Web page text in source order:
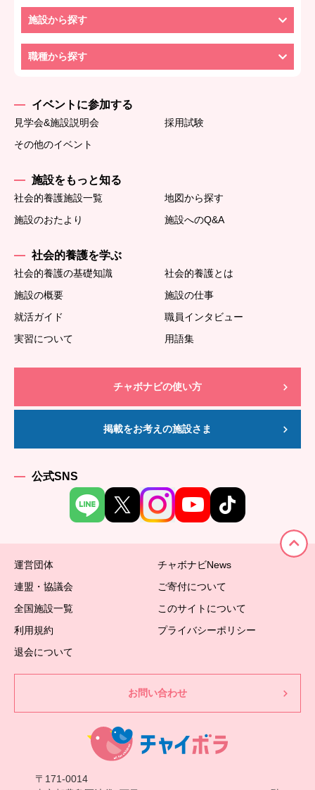
施設から探す
職種から探す
イベントに参加する
見学会&施設説明会
採用試験
その他のイベント
施設をもっと知る
社会的養護施設一覧
地図から探す
施設のおたより
施設へのQ&A
社会的養護を学ぶ
社会的養護の基礎知識
社会的養護とは
施設の概要
施設の仕事
就活ガイド
職員インタビュー
実習について
用語集
チャボナビの使い方
掲載をお考えの施設さま
公式SNS
運営団体
チャボナビNews
連盟・協議会
ご寄付について
全国施設一覧
このサイトについて
利用規約
プライバシーポリシー
退会について
お問い合わせ
〒171-0014